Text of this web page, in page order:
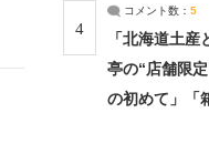
4
コメント数： 5
「北海道土
亭の“店舗限
の初めて」「